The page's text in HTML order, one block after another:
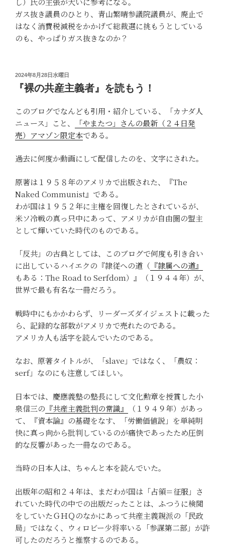
ガス抜き議員のひとり、青山繁晴参議院議員が、廃止で
はなく消費税減税をかかげて総裁選に挑もうとしている
のも、やっぱりガス抜きなのか？
投
2024年8月28日水曜日
『裸の共産主義者』を読もう！
このブログでなんども引用・紹介している、「カナダ人
ニュース」こと、
「やまたつ」さんの最新（２４日発
売）アマゾン限定本である。
過去に何度か動画にして配信したのを、文字にされた。
原著は１９５８年のアメリカで出版された、『The
Naked Communist』である。
わが国は１９５２年に主権を回復したとされているが、
米ソ冷戦の真っ只中にあって、アメリカが自由圏の盟主
として輝いていた時代のものである。
「反共」の古典としては、このブログで何度も引き合い
に出しているハイエクの『隷従への道（ 『隷属への道』
もある：The Road to Serfdom）』（１９４４年）が、
世界で最も有名な一冊だろう。
戦時中にもかかわらず、リーダーズダイジェストに載った
ら、記録的な部数がアメリカで売れたのである。
アメリカ人も活字を読んでいたのである。
なお、原著タイトルが、「slave」ではなく、「農奴：
serf」なのにも注意してほしい。
日本では、慶應義塾の塾長にして文化勲章を授賞した小
泉信三の 『共産主義批判の常識』
（１９４９年）があっ
て、『資本論』の基礎をなす、「労働価値説」を単純明
快に真っ向から批判しているのが痛快であったため圧倒
的な反響があった一冊なのである。
当時の日本人は、ちゃんと本を読んでいた。
出版年の昭和２４年は、まだわが国は「占領＝征服」さ
れていた時代の中での出版だったことは、ふつうに検閲
をしていたＧＨＱのなかにあって共産主義親派の「民政
局」ではなく、ウィロビー少将率いる「参謀第二部」が許
可したのだろうと推察するのである。